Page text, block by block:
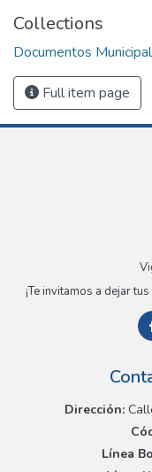
Collections
Documentos
Full item page
¡Te invitamos a dejar
Dirección:
Línea